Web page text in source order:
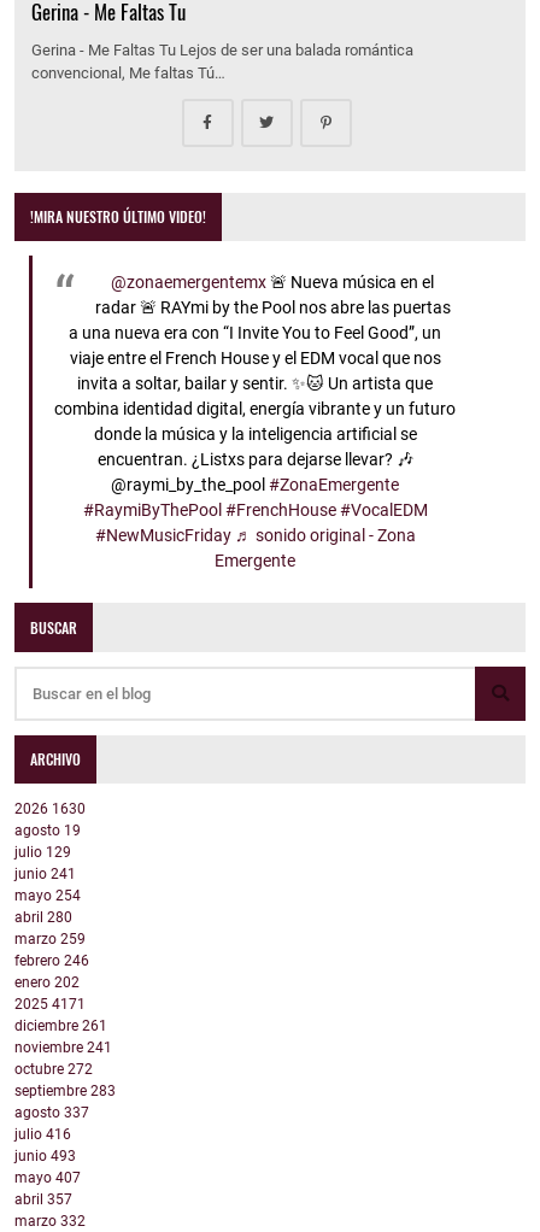
Gerina - Me Faltas Tu
Gerina - Me Faltas Tu Lejos de ser una balada romántica
convencional, Me faltas Tú…
!MIRA NUESTRO ÚLTIMO VIDEO!
@zonaemergentemx🚨 Nueva música en el
radar 🚨 RAYmi by the Pool nos abre las puertas
a una nueva era con “I Invite You to Feel Good”, un
viaje entre el French House y el EDM vocal que nos
invita a soltar, bailar y sentir. ✨🐱 Un artista que
combina identidad digital, energía vibrante y un futuro
donde la música y la inteligencia artificial se
encuentran. ¿Listxs para dejarse llevar? 🎶
@raymi_by_the_pool#ZonaEmergente
#RaymiByThePool #FrenchHouse #VocalEDM
#NewMusicFriday ♬ sonido original - Zona
Emergente
BUSCAR
ARCHIVO
2026 1630
agosto 19
julio 129
junio 241
mayo 254
abril 280
marzo 259
febrero 246
enero 202
2025 4171
diciembre 261
noviembre 241
octubre 272
septiembre 283
agosto 337
julio 416
junio 493
mayo 407
abril 357
marzo 332